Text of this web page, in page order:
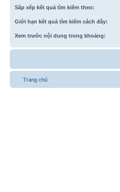
Sắp xếp kết quả tìm kiếm theo:
Giới hạn kết quả tìm kiếm cách đây:
Xem trước nội dung trong khoảng:
Trang chủ